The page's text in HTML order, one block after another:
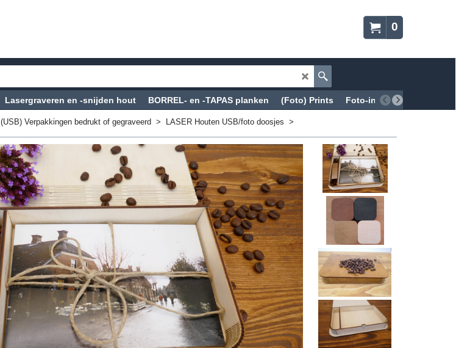
0
Lasergraveren en -snijden hout BORREL- en -TAPAS planken (Foto) Prints Foto-in-kristalglas
(USB) Verpakkingen bedrukt of gegraveerd > LASER Houten USB/foto doosjes >